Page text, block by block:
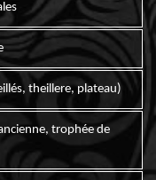
theillere, plateau)
trophée de